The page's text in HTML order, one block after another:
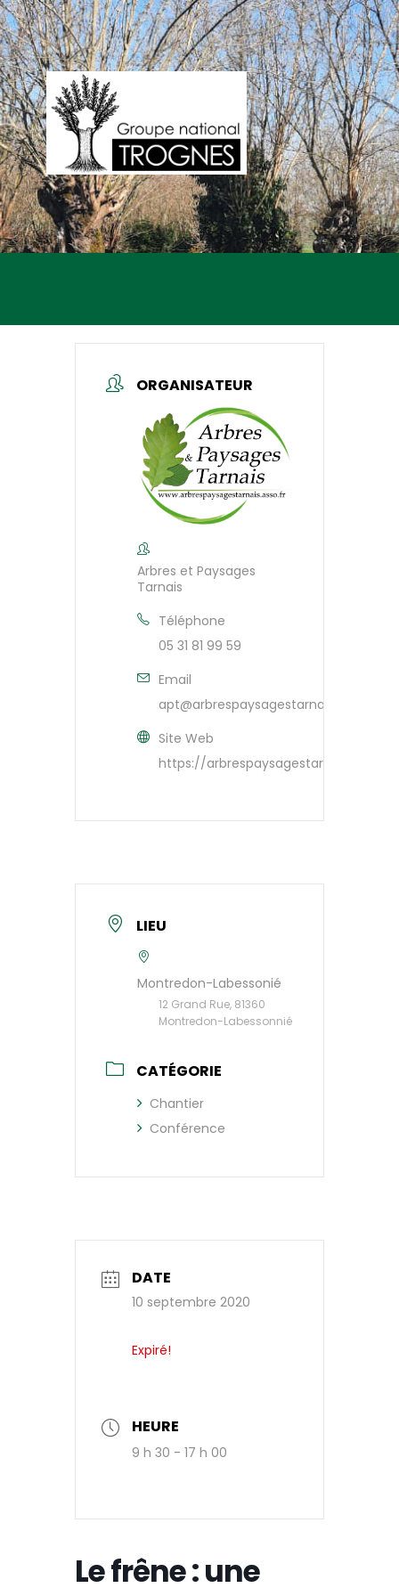
ORGANISATEUR
Arbres et Paysages
Tarnais
Téléphone
05 31 81 99 59
Email
apt@arbrespaysagestarnais.asso.fr
Site Web
https://arbrespaysagestarnais.asso.fr
LIEU
Montredon-Labessonié
12 Grand Rue, 81360
Montredon-Labessonnié
CATÉGORIE
Chantier
Conférence
DATE
10 septembre 2020
Expiré!
HEURE
9 h 30 - 17 h 00
Le frêne : une